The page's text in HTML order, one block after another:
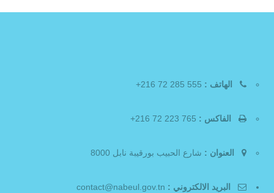
الهاتف :
الفاكس :
العنوان : شارع الحبيب بورقيبة نابل 8000
البريد الالكتروني :